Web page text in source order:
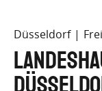
Düsseldorf